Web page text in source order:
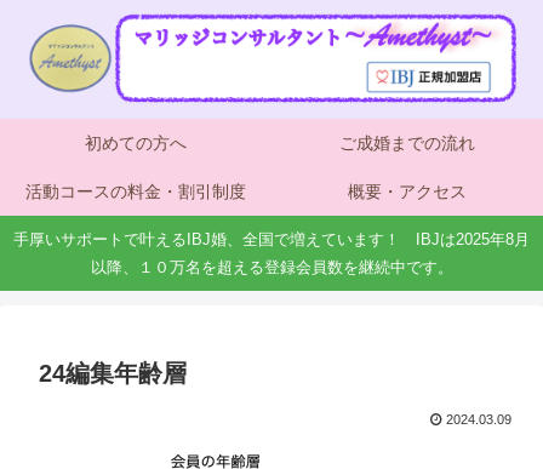
初めての方へ ご成婚までの流れ
活動コースの料金・割引制度 概要・アクセス
手厚いサポートで叶えるIBJ婚、全国で増えています！ IBJは2025年8月
以降、１０万名を超える登録会員数を継続中です。
24編集年齢層
2024.03.09